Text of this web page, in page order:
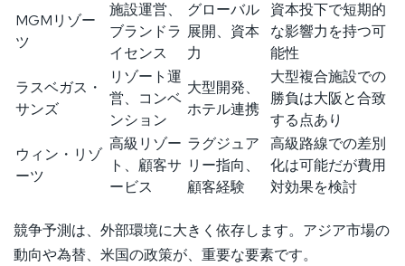
MGMリゾー
ツ
施設運営、
ブランドラ
イセンス
グローバル
展開、資本
力
資本投下で短期的
な影響力を持つ可
能性
ラスベガス・
サンズ
リゾート運
営、コンベ
ンション
大型開発、
ホテル連携
大型複合施設での
勝負は大阪と合致
する点あり
ウィン・リゾ
ーツ
高級リゾー
ト、顧客サ
ービス
ラグジュア
リー指向、
顧客経験
高級路線での差別
化は可能だが費用
対効果を検討
競争予測は、外部環境に大きく依存します。アジア市場の
動向や為替、米国の政策が、重要な要素です。